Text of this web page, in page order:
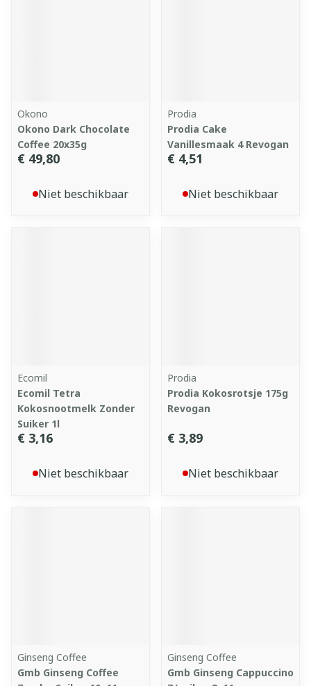
Okono
Okono Dark Chocolate
Coffee 20x35g
€ 49,80
Niet beschikbaar
Prodia
Prodia Cake
Vanillesmaak 4 Revogan
€ 4,51
Niet beschikbaar
Ecomil
Ecomil Tetra
Kokosnootmelk Zonder
Suiker 1l
€ 3,16
Niet beschikbaar
Prodia
Prodia Kokosrotsje 175g
Revogan
€ 3,89
Niet beschikbaar
Ginseng Coffee
Gmb Ginseng Coffee
Ginseng Coffee
Gmb Ginseng Cappuccino